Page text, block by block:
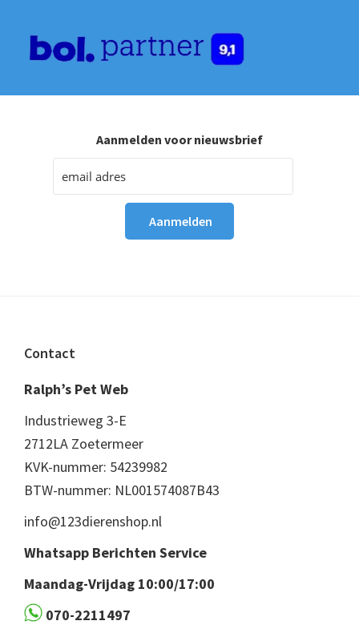
Aanmelden voor nieuwsbrief
Footer
Contact
Ralph’s Pet Web
Industrieweg 3-E
2712LA Zoetermeer
KVK-nummer: 54239982
BTW-nummer: NL001574087B43
info@123dierenshop.nl
Whatsapp Berichten Service
Maandag-Vrijdag 10:00/17:00
070-2211497